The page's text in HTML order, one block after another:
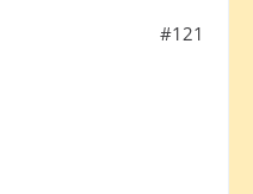
#121